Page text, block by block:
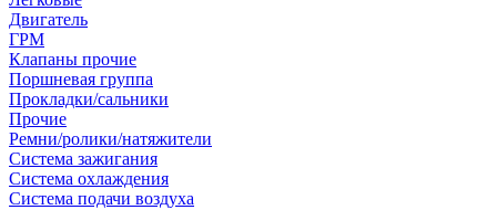
Двигатель
ГРМ
Клапаны прочие
Поршневая группа
Прокладки/сальники
Прочие
Ремни/ролики/натяжители
Система зажигания
Система охлаждения
Система подачи воздуха